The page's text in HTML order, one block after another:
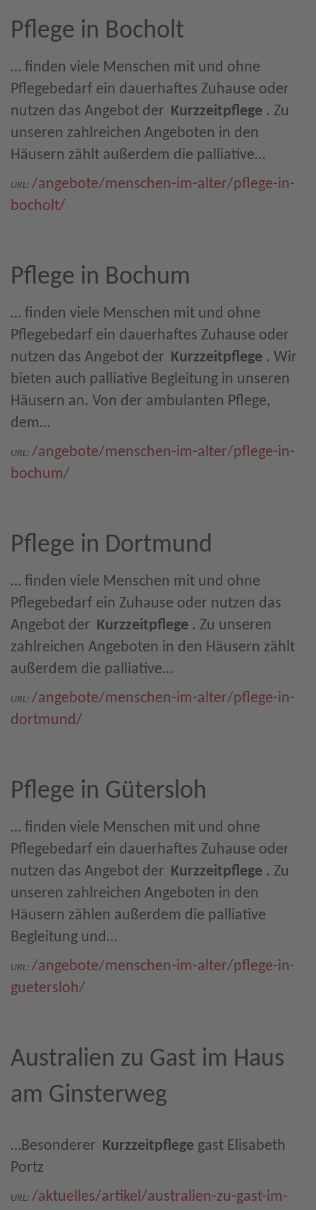
Pflege in Bocholt
… finden viele Menschen mit und ohne
Pflegebedarf ein dauerhaftes Zuhause oder
nutzen das Angebot der Kurzzeitpflege . Zu
unseren zahlreichen Angeboten in den
Häusern zählt außerdem die palliative…
URL: /angebote/menschen-im-alter/pflege-in-
bocholt/
Pflege in Bochum
… finden viele Menschen mit und ohne
Pflegebedarf ein dauerhaftes Zuhause oder
nutzen das Angebot der Kurzzeitpflege . Wir
bieten auch palliative Begleitung in unseren
Häusern an. Von der ambulanten Pflege,
dem…
URL: /angebote/menschen-im-alter/pflege-in-
bochum/
Pflege in Dortmund
… finden viele Menschen mit und ohne
Pflegebedarf ein Zuhause oder nutzen das
Angebot der Kurzzeitpflege . Zu unseren
zahlreichen Angeboten in den Häusern zählt
außerdem die palliative…
URL: /angebote/menschen-im-alter/pflege-in-
dortmund/
Pflege in Gütersloh
… finden viele Menschen mit und ohne
Pflegebedarf ein dauerhaftes Zuhause oder
nutzen das Angebot der Kurzzeitpflege . Zu
unseren zahlreichen Angeboten in den
Häusern zählen außerdem die palliative
Begleitung und…
URL: /angebote/menschen-im-alter/pflege-in-
guetersloh/
Australien zu Gast im Haus
am Ginsterweg
…Besonderer Kurzzeitpflege gast Elisabeth
Portz
URL: /aktuelles/artikel/australien-zu-gast-im-